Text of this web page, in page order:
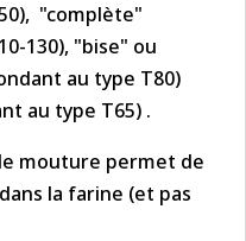
"complète"
130), "bise" ou
au type T80)
au type T65) .
mouture permet de
la farine (et pas